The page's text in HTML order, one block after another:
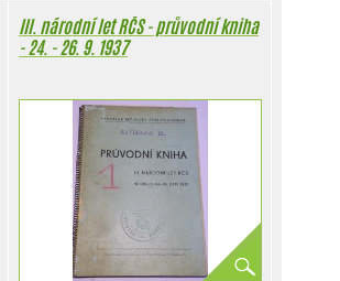
III. národní let RČS - průvodní kniha
- 24. - 26. 9. 1937